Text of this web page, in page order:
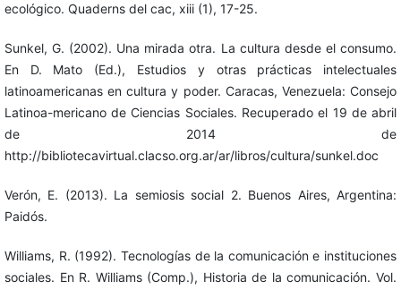
ecológico. Quaderns del cac, xiii (1), 17-25.
Sunkel, G. (2002). Una mirada otra. La cultura desde el consumo.
En D. Mato (Ed.), Estudios y otras prácticas intelectuales
latinoamericanas en cultura y poder. Caracas, Venezuela: Consejo
Latinoa-mericano de Ciencias Sociales. Recuperado el 19 de abril
de 2014 de
http://bibliotecavirtual.clacso.org.ar/ar/libros/cultura/sunkel.doc
Verón, E. (2013). La semiosis social 2. Buenos Aires, Argentina:
Paidós.
Williams, R. (1992). Tecnologías de la comunicación e instituciones
sociales. En R. Williams (Comp.), Historia de la comunicación. Vol.